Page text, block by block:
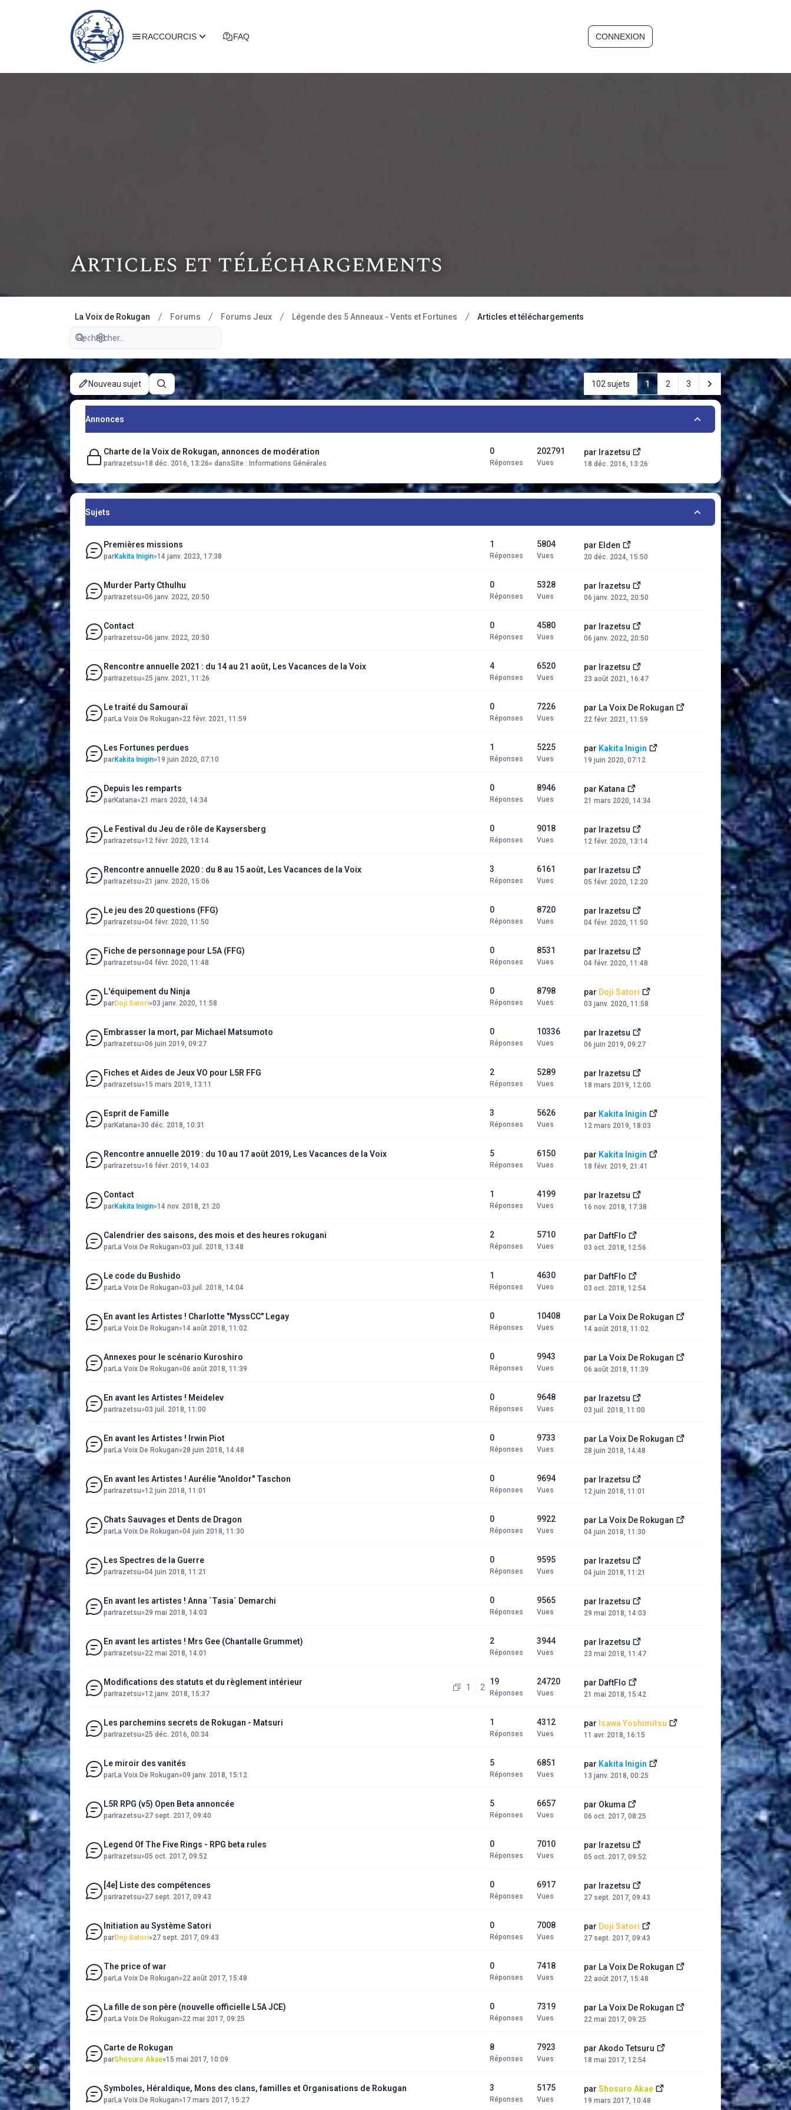
RACCOURCIS FAQ CONNEXION
Articles et téléchargements
La Voix de Rokugan Forums Forums Jeux Légende des 5 Anneaux - Vents et Fortunes Articles et téléchargements
Recherche avancée
Nouveau sujet
Rechercher
102 sujets 1 2 3
Suivant
Annonces
Charte de la Voix de Rokugan, annonces de modération
parIrazetsu»18 déc. 2016, 13:26» dansSite : Informations Générales
0
Réponses
202791
Vues
par Irazetsu
18 déc. 2016, 13:26
Sujets
Premières missions
parKakita Inigin»14 janv. 2023, 17:38
1
Réponses
5804
Vues
par Elden
20 déc. 2024, 15:50
Murder Party Cthulhu
parIrazetsu»06 janv. 2022, 20:50
0
Réponses
5328
Vues
par Irazetsu
06 janv. 2022, 20:50
Contact
parIrazetsu»06 janv. 2022, 20:50
0
Réponses
4580
Vues
par Irazetsu
06 janv. 2022, 20:50
Rencontre annuelle 2021 : du 14 au 21 août, Les Vacances de la Voix
parIrazetsu»25 janv. 2021, 11:26
4
Réponses
6520
Vues
par Irazetsu
23 août 2021, 16:47
Le traité du Samouraï
parLa Voix De Rokugan»22 févr. 2021, 11:59
0
Réponses
7226
Vues
par La Voix De Rokugan
22 févr. 2021, 11:59
Les Fortunes perdues
parKakita Inigin»19 juin 2020, 07:10
1
Réponses
5225
Vues
par Kakita Inigin
19 juin 2020, 07:12
Depuis les remparts
parKatana»21 mars 2020, 14:34
0
Réponses
8946
Vues
par Katana
21 mars 2020, 14:34
Le Festival du Jeu de rôle de Kaysersberg
parIrazetsu»12 févr. 2020, 13:14
0
Réponses
9018
Vues
par Irazetsu
12 févr. 2020, 13:14
Rencontre annuelle 2020 : du 8 au 15 août, Les Vacances de la Voix
parIrazetsu»21 janv. 2020, 15:06
3
Réponses
6161
Vues
par Irazetsu
05 févr. 2020, 12:20
Le jeu des 20 questions (FFG)
parIrazetsu»04 févr. 2020, 11:50
0
Réponses
8720
Vues
par Irazetsu
04 févr. 2020, 11:50
Fiche de personnage pour L5A (FFG)
parIrazetsu»04 févr. 2020, 11:48
0
Réponses
8531
Vues
par Irazetsu
04 févr. 2020, 11:48
L'équipement du Ninja
parDoji Satori»03 janv. 2020, 11:58
0
Réponses
8798
Vues
par Doji Satori
03 janv. 2020, 11:58
Embrasser la mort, par Michael Matsumoto
parIrazetsu»06 juin 2019, 09:27
0
Réponses
10336
Vues
par Irazetsu
06 juin 2019, 09:27
Fiches et Aides de Jeux VO pour L5R FFG
parIrazetsu»15 mars 2019, 13:11
2
Réponses
5289
Vues
par Irazetsu
18 mars 2019, 12:00
Esprit de Famille
parKatana»30 déc. 2018, 10:31
3
Réponses
5626
Vues
par Kakita Inigin
12 mars 2019, 18:03
Rencontre annuelle 2019 : du 10 au 17 août 2019, Les Vacances de la Voix
parIrazetsu»16 févr. 2019, 14:03
5
Réponses
6150
Vues
par Kakita Inigin
18 févr. 2019, 21:41
Contact
parKakita Inigin»14 nov. 2018, 21:20
1
Réponses
4199
Vues
par Irazetsu
16 nov. 2018, 17:38
Calendrier des saisons, des mois et des heures rokugani
parLa Voix De Rokugan»03 juil. 2018, 13:48
2
Réponses
5710
Vues
par DaftFlo
03 oct. 2018, 12:56
Le code du Bushido
parLa Voix De Rokugan»03 juil. 2018, 14:04
1
Réponses
4630
Vues
par DaftFlo
03 oct. 2018, 12:54
En avant les Artistes ! Charlotte "MyssCC" Legay
parLa Voix De Rokugan»14 août 2018, 11:02
0
Réponses
10408
Vues
par La Voix De Rokugan
14 août 2018, 11:02
Annexes pour le scénario Kuroshiro
parLa Voix De Rokugan»06 août 2018, 11:39
0
Réponses
9943
Vues
par La Voix De Rokugan
06 août 2018, 11:39
En avant les Artistes ! Meidelev
parIrazetsu»03 juil. 2018, 11:00
0
Réponses
9648
Vues
par Irazetsu
03 juil. 2018, 11:00
En avant les Artistes ! Irwin Piot
parLa Voix De Rokugan»28 juin 2018, 14:48
0
Réponses
9733
Vues
par La Voix De Rokugan
28 juin 2018, 14:48
En avant les Artistes ! Aurélie "Anoldor" Taschon
parIrazetsu»12 juin 2018, 11:01
0
Réponses
9694
Vues
par Irazetsu
12 juin 2018, 11:01
Chats Sauvages et Dents de Dragon
parLa Voix De Rokugan»04 juin 2018, 11:30
0
Réponses
9922
Vues
par La Voix De Rokugan
04 juin 2018, 11:30
Les Spectres de la Guerre
parIrazetsu»04 juin 2018, 11:21
0
Réponses
9595
Vues
par Irazetsu
04 juin 2018, 11:21
En avant les artistes ! Anna ´Tasia´ Demarchi
parIrazetsu»29 mai 2018, 14:03
0
Réponses
9565
Vues
par Irazetsu
29 mai 2018, 14:03
En avant les artistes ! Mrs Gee (Chantalle Grummet)
parIrazetsu»22 mai 2018, 14:01
2
Réponses
3944
Vues
par Irazetsu
23 mai 2018, 11:47
Modifications des statuts et du règlement intérieur
parIrazetsu»12 janv. 2018, 15:37
1 2
19
Réponses
24720
Vues
par DaftFlo
21 mai 2018, 15:42
Les parchemins secrets de Rokugan - Matsuri
parIrazetsu»25 déc. 2016, 00:34
1
Réponses
4312
Vues
par Isawa Yoshimitsu
11 avr. 2018, 16:15
Le miroir des vanités
parLa Voix De Rokugan»09 janv. 2018, 15:12
5
Réponses
6851
Vues
par Kakita Inigin
13 janv. 2018, 00:25
L5R RPG (v5) Open Beta annoncée
parIrazetsu»27 sept. 2017, 09:40
5
Réponses
6657
Vues
par Okuma
06 oct. 2017, 08:25
Legend Of The Five Rings - RPG beta rules
parIrazetsu»05 oct. 2017, 09:52
0
Réponses
7010
Vues
par Irazetsu
05 oct. 2017, 09:52
[4e] Liste des compétences
parIrazetsu»27 sept. 2017, 09:43
0
Réponses
6917
Vues
par Irazetsu
27 sept. 2017, 09:43
Initiation au Système Satori
parDoji Satori»27 sept. 2017, 09:43
0
Réponses
7008
Vues
par Doji Satori
27 sept. 2017, 09:43
The price of war
parLa Voix De Rokugan»22 août 2017, 15:48
0
Réponses
7418
Vues
par La Voix De Rokugan
22 août 2017, 15:48
La fille de son père (nouvelle officielle L5A JCE)
parLa Voix De Rokugan»22 mai 2017, 09:25
0
Réponses
7319
Vues
par La Voix De Rokugan
22 mai 2017, 09:25
Carte de Rokugan
parShosuro Akae»15 mai 2017, 10:09
8
Réponses
7923
Vues
par Akodo Tetsuru
18 mai 2017, 12:54
Symboles, Héraldique, Mons des clans, familles et Organisations de Rokugan
parLa Voix De Rokugan»17 mars 2017, 15:27
3
Réponses
5175
Vues
par Shosuro Akae
19 mars 2017, 10:48